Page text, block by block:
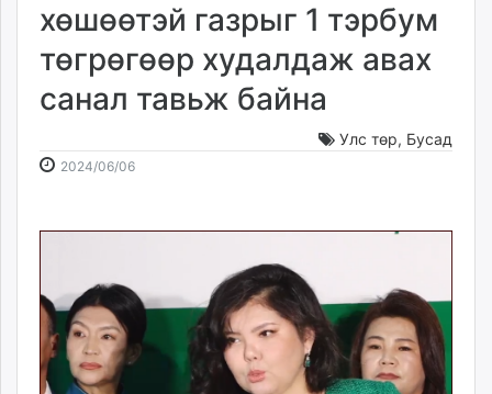
dorgio.mn
Gogo.mn
news.mn
Baabar.mn
Eguur.mn
24tsag.mn
shuud.mn
eagle.mn
хөшөөтэй газрыг 1 тэрбум
төгрөгөөр худалдаж авах
санал тавьж байна
Улс төр, Бусад
2024/06/062024-
2026-